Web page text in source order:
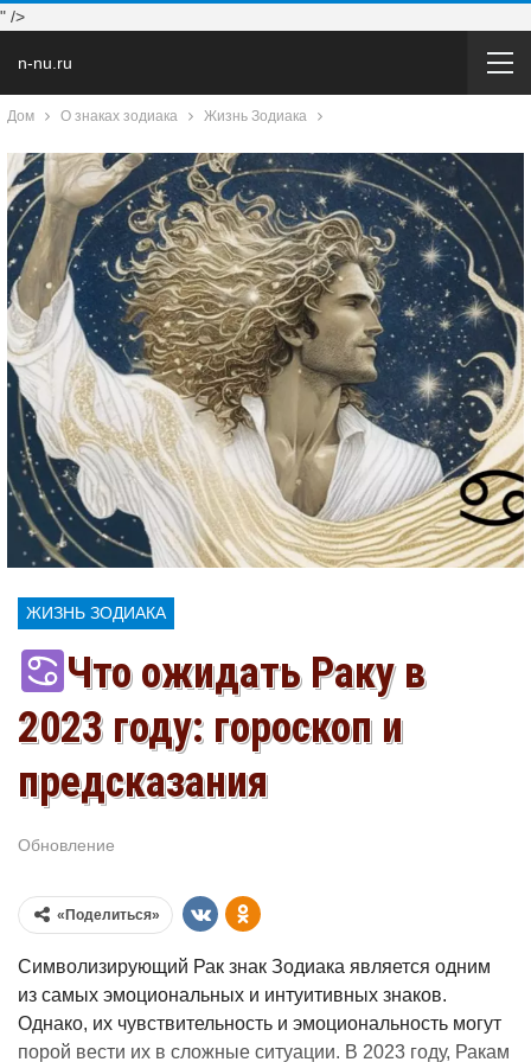
" />
n-nu.ru
Дом О знаках зодиака Жизнь Зодиака
ЖИЗНЬ ЗОДИАКА
Что ожидать Раку в
2023 году: гороскоп и
предсказания
Обновление
«Поделиться»
Символизирующий Рак знак Зодиака является одним
из самых эмоциональных и интуитивных знаков.
Однако, их чувствительность и эмоциональность могут
порой вести их в сложные ситуации. В 2023 году, Ракам